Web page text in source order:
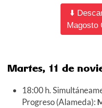
⬇️
Magosto
Martes, 11 de
18:00 h.
Progreso (Alameda):